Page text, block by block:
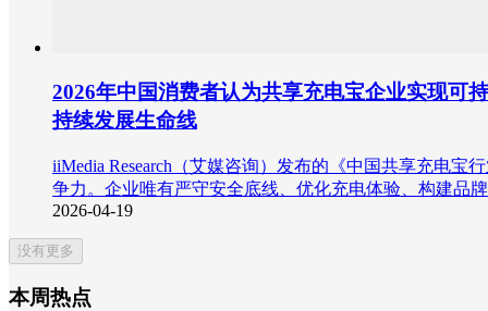
2026年中国消费者认为共享充电宝企业实现可
持续发展生命线
iiMedia Research（艾媒咨询）发布的《中国共享充电
争力。企业唯有严守安全底线、优化充电体验、构建品
2026-04-19
没有更多
本周热点